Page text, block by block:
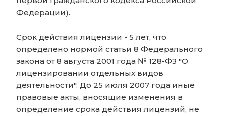
Федерации).
Срок действия лицензии - 5 лет, что
определено нормой статьи 8 Федерального
закона от 8 августа 2001 года № 128-ФЗ "О
лицензировании отдельных видов
деятельности". До 25 июля 2007 года иные
правовые акты, вносящие изменения в
определение срока действия лицензий, не